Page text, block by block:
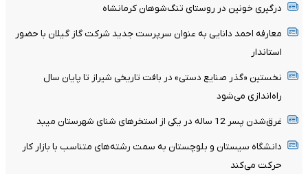
درگیری خونین در روستای تنگ‌شوهان کرمانشاه
معارفه احمد دانایی به عنوان سرپرست جدید شرکت گاز گیلان با حضور
استاندار
نخستین «گذر صنایع دستی» در بافت تاریخی شیراز تا پایان سال
راه‌اندازی می‌شود
غرق‌شدن پسر 12 ساله در یکی از استخرهای شنای شهرستان میبد
دانشگاه سیستان و بلوچستان به سمت رشته‌های متناسب با بازار کار
حرکت می‌کند